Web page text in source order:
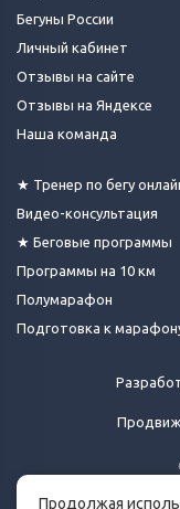
Бегуны России
Личный кабинет
Отзывы на сайте
Отзывы на Яндексе
Наша команда
★ Тренер по бегу
Видео-консультация
★ Беговые программы
Программы на 10 км
Полумарафон
Подготовка к
Продолжая